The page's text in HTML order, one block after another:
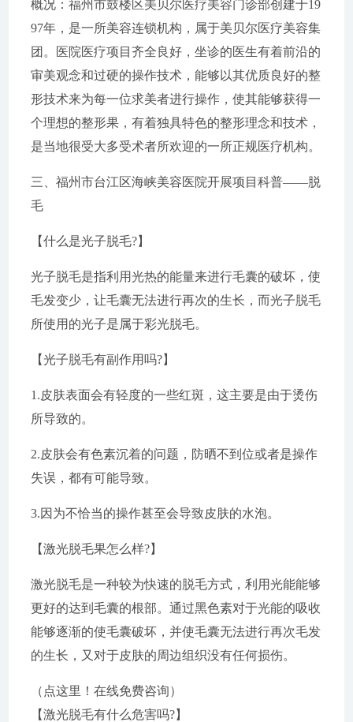
概况：福州市鼓楼区美贝尔医疗美容门诊部创建于19
97年，是一所美容连锁机构，属于美贝尔医疗美容集
团。医院医疗项目齐全良好，坐诊的医生有着前沿的
审美观念和过硬的操作技术，能够以其优质良好的整
形技术来为每一位求美者进行操作，使其能够获得一
个理想的整形果，有着独具特色的整形理念和技术，
是当地很受大多受术者所欢迎的一所正规医疗机构。
三、福州市台江区海峡美容医院开展项目科普——脱
毛
【什么是光子脱毛?】
光子脱毛是指利用光热的能量来进行毛囊的破坏，使
毛发变少，让毛囊无法进行再次的生长，而光子脱毛
所使用的光子是属于彩光脱毛。
【光子脱毛有副作用吗?】
1.皮肤表面会有轻度的一些红斑，这主要是由于烫伤
所导致的。
2.皮肤会有色素沉着的问题，防晒不到位或者是操作
失误，都有可能导致。
3.因为不恰当的操作甚至会导致皮肤的水泡。
【激光脱毛果怎么样?】
激光脱毛是一种较为快速的脱毛方式，利用光能能够
更好的达到毛囊的根部。通过黑色素对于光能的吸收
能够逐渐的使毛囊破坏，并使毛囊无法进行再次毛发
的生长，又对于皮肤的周边组织没有任何损伤。
（点这里！在线免费咨询）
【激光脱毛有什么危害吗?】